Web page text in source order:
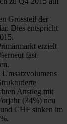
Grossteil der
Dies entspricht
erzielt
fast
Anstieg mit
(34%) neu
CHF sinken im